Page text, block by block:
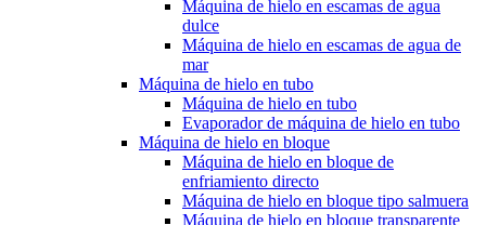
Máquina de hielo en escamas de agua
dulce
Máquina de hielo en escamas de agua de
mar
Máquina de hielo en tubo
Máquina de hielo en tubo
Evaporador de máquina de hielo en tubo
Máquina de hielo en bloque
Máquina de hielo en bloque de
enfriamiento directo
Máquina de hielo en bloque tipo salmuera
Máquina de hielo en bloque transparente